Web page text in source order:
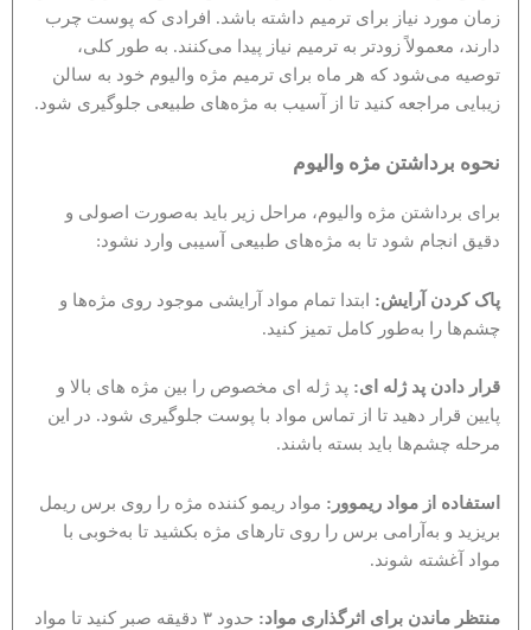
زمان مورد نیاز برای ترمیم داشته باشد. افرادی که پوست چرب
دارند، معمولاً زودتر به ترمیم نیاز پیدا می‌کنند. به طور کلی،
توصیه می‌شود که هر ماه برای ترمیم مژه والیوم خود به سالن
زیبایی مراجعه کنید تا از آسیب به مژه‌های طبیعی جلوگیری شود.
نحوه برداشتن مژه والیوم
برای برداشتن مژه والیوم، مراحل زیر باید به‌صورت اصولی و
دقیق انجام شود تا به مژه‌های طبیعی آسیبی وارد نشود:
پاک کردن آرایش: ابتدا تمام مواد آرایشی موجود روی مژه‌ها و
چشم‌ها را به‌طور کامل تمیز کنید.
قرار دادن پد ژله‌ ای: پد ژله ای مخصوص را بین مژه های بالا و
پایین قرار دهید تا از تماس مواد با پوست جلوگیری شود. در این
مرحله چشم‌ها باید بسته باشند.
استفاده از مواد ریموور: مواد ریمو کننده مژه را روی برس ریمل
بریزید و به‌آرامی برس را روی تارهای مژه بکشید تا به‌خوبی با
مواد آغشته شوند.
منتظر ماندن برای اثرگذاری مواد:
حدود ۳ دقیقه صبر کنید تا مواد